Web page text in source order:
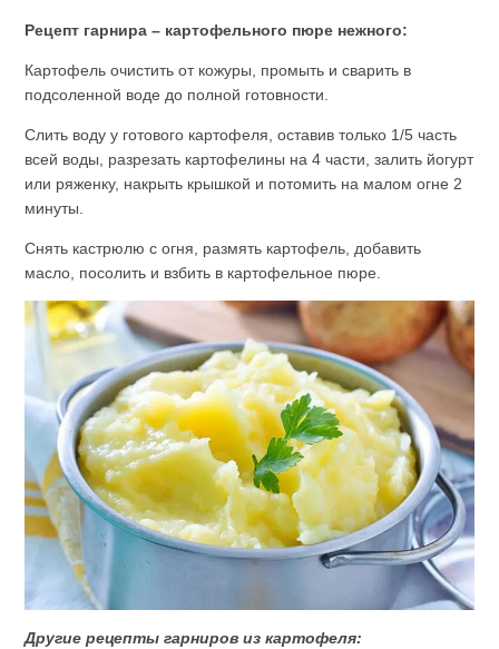
Рецепт гарнира – картофельного пюре нежного:
Картофель очистить от кожуры, промыть и сварить в
подсоленной воде до полной готовности.
Слить воду у готового картофеля, оставив только 1/5 часть
всей воды, разрезать картофелины на 4 части, залить йогурт
или ряженку, накрыть крышкой и потомить на малом огне 2
минуты.
Снять кастрюлю с огня, размять картофель, добавить
масло, посолить и взбить в картофельное пюре.
Другие рецепты гарниров из картофеля: